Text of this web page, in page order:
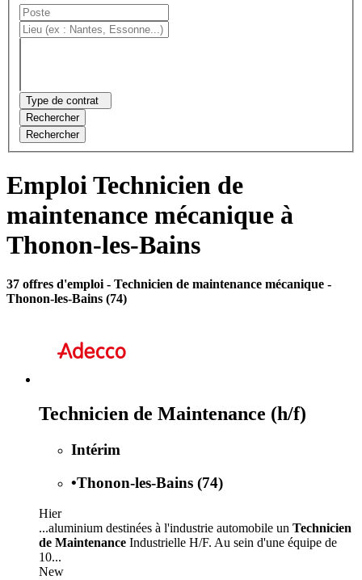
Type de contrat
Rechercher
Rechercher
Emploi Technicien de
maintenance mécanique à
Thonon-les-Bains
37 offres d'emploi - Technicien de maintenance mécanique -
Thonon-les-Bains (74)
Technicien de Maintenance (h/f)
Intérim
•Thonon-les-Bains (74)
Hier
...aluminium destinées à l'industrie automobile un Technicien
de Maintenance Industrielle H/F. Au sein d'une équipe de
10...
New